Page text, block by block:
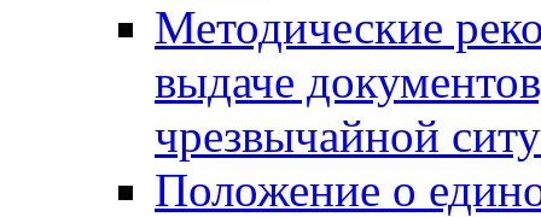
Методические
выдаче
чрезвычайной
Положение о